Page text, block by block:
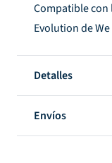
Compatible
Evolution de We
Detalles
Envíos